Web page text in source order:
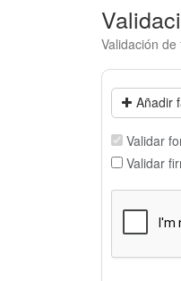
Validación
Añadir
Validar
Validar